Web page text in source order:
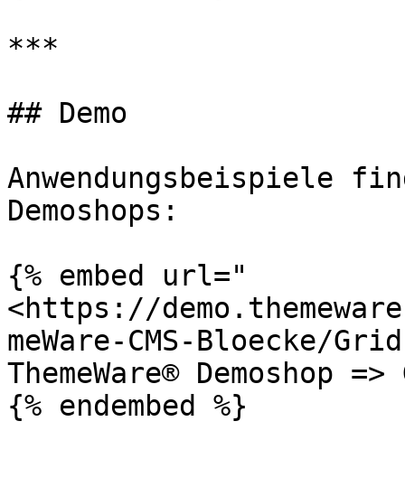
***
## Demo
Anwendungsbeispiele
Demoshops:
{% embed url="
<https://
meWare-CMS-Bloecke/
ThemeWare® Demoshop